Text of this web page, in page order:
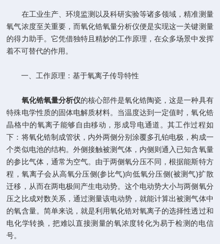
在工业生产、环境监测以及科研实验等诸多领域，精准测量
氧气浓度至关重要，而氧化锆氧量分析仪便是实现这一关键测量
的得力助手。它凭借独特且精妙的工作原理，在众多场景中发挥
着不可替代的作用。
一、工作原理：基于氧离子传导特性
氧化锆氧量分析仪的核心部件是氧化锆陶瓷，这是一种具有
特殊电学性质的固体电解质材料。当温度达到一定值时，氧化锆
晶格中的氧离子能够自由移动，形成导电通道。其工作过程如
下：将氧化锆制成管状，内外两侧分别涂覆多孔铂电极，构成一
个类似电池的结构。外侧接触被测气体，内侧则通入已知含氧量
的参比气体，通常为空气。由于两侧氧分压不同，根据能斯特方
程，氧离子会从高氧分压侧(参比气)向低氧分压侧(被测气)扩散
迁移，从而在两电极间产生电动势。这个电动势大小与两侧氧分
压之比成对数关系，通过测量该电动势，就能计算出被测气体中
的氧含量。简单来说，就是利用氧化锆对氧离子的选择性透过和
电化学转换，把难以直接测量的氧浓度转化为易于检测的电信
号。